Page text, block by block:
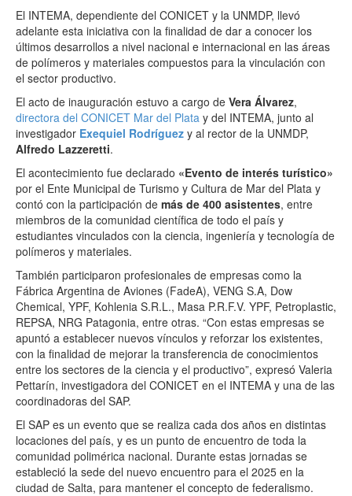
El INTEMA, dependiente del CONICET y la UNMDP, llevó
adelante esta iniciativa con la finalidad de dar a conocer los
últimos desarrollos a nivel nacional e internacional en las áreas
de polímeros y materiales compuestos para la vinculación con
el sector productivo.
El acto de inauguración estuvo a cargo de Vera Álvarez,
directora del CONICET Mar del Plata y del INTEMA, junto al
investigador Exequiel Rodríguez y al rector de la UNMDP,
Alfredo Lazzeretti.
El acontecimiento fue declarado «Evento de interés turístico»
por el Ente Municipal de Turismo y Cultura de Mar del Plata y
contó con la participación de más de 400 asistentes, entre
miembros de la comunidad científica de todo el país y
estudiantes vinculados con la ciencia, ingeniería y tecnología de
polímeros y materiales.
También participaron profesionales de empresas como la
Fábrica Argentina de Aviones (FadeA), VENG S.A, Dow
Chemical, YPF, Kohlenia S.R.L., Masa P.R.F.V. YPF, Petroplastic,
REPSA, NRG Patagonia, entre otras. “Con estas empresas se
apuntó a establecer nuevos vínculos y reforzar los existentes,
con la finalidad de mejorar la transferencia de conocimientos
entre los sectores de la ciencia y el productivo”, expresó Valeria
Pettarín, investigadora del CONICET en el INTEMA y una de las
coordinadoras del SAP.
El SAP es un evento que se realiza cada dos años en distintas
locaciones del país, y es un punto de encuentro de toda la
comunidad polimérica nacional. Durante estas jornadas se
estableció la sede del nuevo encuentro para el 2025 en la
ciudad de Salta, para mantener el concepto de federalismo.